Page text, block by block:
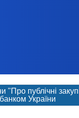
"Про публічні
України